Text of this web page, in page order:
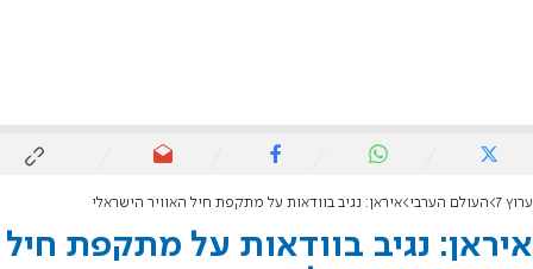
ערוץ 7 העולם הערבי איראן: נגיב בוודאות על מתקפת חיל האוויר הישראלי
איראן: נגיב בוודאות על מתקפת חיל